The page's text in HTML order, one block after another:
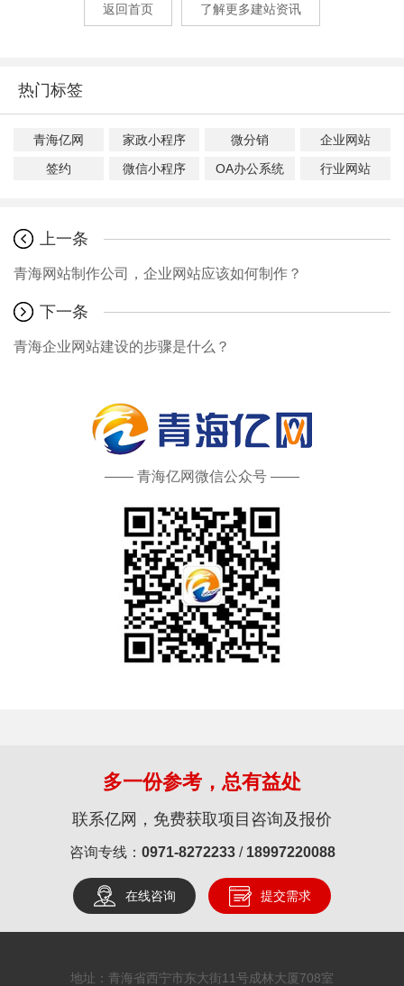
返回首页 了解更多建站资讯
热门标签
青海亿网 家政小程序 微分销
企业网站
签约
微信小程序 OA办公系统 行业网站
上一条
青海网站制作公司，企业网站应该如何制作？
下一条
青海企业网站建设的步骤是什么？
—— 青海亿网微信公众号 ——
多一份参考，总有益处
联系亿网，免费获取项目咨询及报价
咨询专线： 0971-8272233/ 18997220088
在线咨询 提交需求
地址：青海省西宁市东大街11号成林大厦708室